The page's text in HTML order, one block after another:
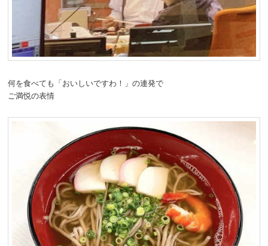
何を食べても「おいしいですわ！」の連発で
ご満悦の表情